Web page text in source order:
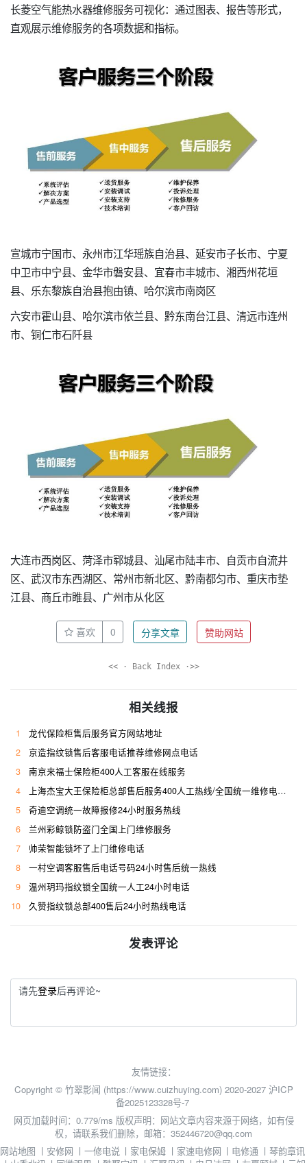
长菱空气能热水器维修服务可视化：通过图表、报告等形式，
直观展示维修服务的各项数据和指标。
宣城市宁国市、永州市江华瑶族自治县、延安市子长市、宁夏
中卫市中宁县、金华市磐安县、宜春市丰城市、湘西州花垣
县、乐东黎族自治县抱由镇、哈尔滨市南岗区
六安市霍山县、哈尔滨市依兰县、黔东南台江县、清远市连州
市、铜仁市石阡县
大连市西岗区、菏泽市郓城县、汕尾市陆丰市、自贡市自流井
区、武汉市东西湖区、常州市新北区、黔南都匀市、重庆市垫
江县、商丘市睢县、广州市从化区
喜欢 0 分享文章 赞助网站
<< · Back Index ·>>
相关线报
1
龙代保险柜售后服务官方网站地址
2
京造指纹锁售后客服电话推荐维修网点电话
3
南京来福士保险柜400人工客服在线服务
4
上海杰宝大王保险柜总部售后服务400人工热线/全国统一维修电话是多少
5
奇迪空调统一故障报修24小时服务热线
6
兰州彩鲸锁防盗门全国上门维修服务
7
帅荣智能锁坏了上门维修电话
8
一村空调客服售后电话号码24小时售后统一热线
9
温州玥玛指纹锁全国统一人工24小时电话
10
久赞指纹锁总部400售后24小时热线电话
发表评论
请先登录后再评论~
友情链接：
Copyright © 竹翠影闻 (https://www.cuizhuying.com) 2020-2027 沪ICP
备2025123328号-7
网页加载时间：0.779/ms 版权声明：网站文章内容来源于网络，如有侵
权，请联系我们删除，邮箱：352446720@qq.com
网站地图 丨 安修网 丨 一修电说 丨 家电保姆 丨 家速电修网 丨 电修通 丨琴韵章讯